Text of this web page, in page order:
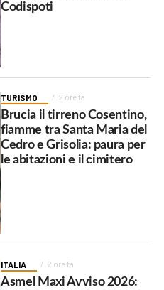
Codispoti
TURISMO 2 ore fa
Brucia il tirreno Cosentino,
fiamme tra Santa Maria del
Cedro e Grisolia: paura per
le abitazioni e il cimitero
ITALIA 2 ore fa
Asmel Maxi Avviso 2026: